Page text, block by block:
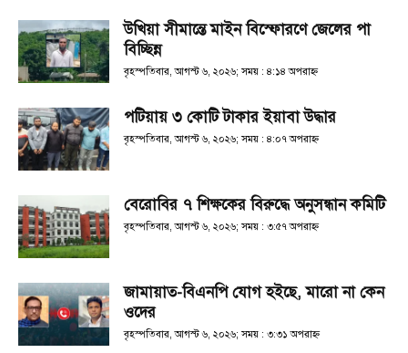
উখিয়া সীমান্তে মাইন বিস্ফোরণে জেলের পা
বিচ্ছিন্ন
বৃহস্পতিবার, আগস্ট ৬, ২০২৬; সময় : ৪:১৪ অপরাহ্ণ
পটিয়ায় ৩ কোটি টাকার ইয়াবা উদ্ধার
বৃহস্পতিবার, আগস্ট ৬, ২০২৬; সময় : ৪:০৭ অপরাহ্ণ
বেরোবির ৭ শিক্ষকের বিরুদ্ধে অনুসন্ধান কমিটি
বৃহস্পতিবার, আগস্ট ৬, ২০২৬; সময় : ৩:৫৭ অপরাহ্ণ
জামায়াত-বিএনপি যোগ হইছে, মারো না কেন
ওদের
বৃহস্পতিবার, আগস্ট ৬, ২০২৬; সময় : ৩:৩১ অপরাহ্ণ